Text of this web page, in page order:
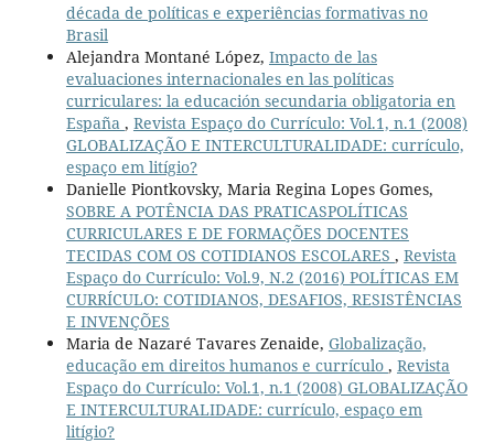
década de políticas e experiências formativas no
Brasil
Alejandra Montané López, Impacto de las
evaluaciones internacionales en las políticas
curriculares: la educación secundaria obligatoria en
España , Revista Espaço do Currículo: Vol.1, n.1 (2008)
GLOBALIZAÇÃO E INTERCULTURALIDADE: currículo,
espaço em litígio?
Danielle Piontkovsky, Maria Regina Lopes Gomes,
SOBRE A POTÊNCIA DAS PRATICASPOLÍTICAS
CURRICULARES E DE FORMAÇÕES DOCENTES
TECIDAS COM OS COTIDIANOS ESCOLARES , Revista
Espaço do Currículo: Vol.9, N.2 (2016) POLÍTICAS EM
CURRÍCULO: COTIDIANOS, DESAFIOS, RESISTÊNCIAS
E INVENÇÕES
Maria de Nazaré Tavares Zenaide, Globalização,
educação em direitos humanos e currículo , Revista
Espaço do Currículo: Vol.1, n.1 (2008) GLOBALIZAÇÃO
E INTERCULTURALIDADE: currículo, espaço em
litígio?